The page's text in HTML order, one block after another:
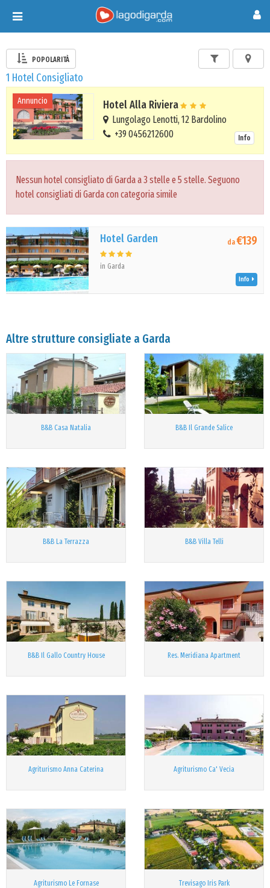
Toggle
navigation
POPOLARITÀ
1 Hotel Consigliato
Annuncio Hotel Alla Riviera
Lungolago Lenotti, 12 Bardolino
+39 0456212600
Info
Nessun hotel consigliato di Garda a 3 stelle e 5 stelle. Seguono
hotel consigliati di Garda con categoria simile
Hotel Garden
in Garda
da€139
Info
Altre strutture consigliate a Garda
B&B Casa Natalia B&B Il Grande Salice
B&B La Terrazza B&B Villa Telli
B&B Il Gallo Country House Res. Meridiana Apartment
Agriturismo Anna Caterina Agriturismo Ca' Vecia
Agriturismo Le Fornase Trevisago Iris Park